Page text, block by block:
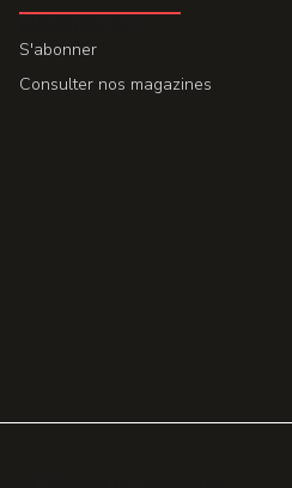
S'abonner
Consulter nos magazines